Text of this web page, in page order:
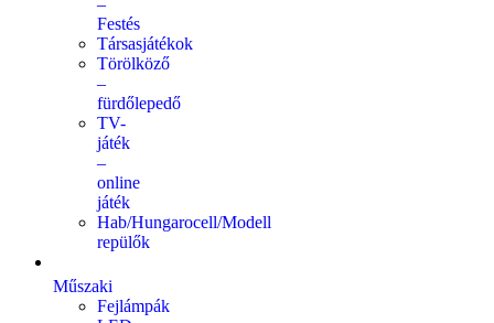
–
Festés
Társasjátékok
Törölköző
–
fürdőlepedő
TV-
játék
–
online
játék
Hab/Hungarocell/Modell
repülők
Műszaki
Fejlámpák